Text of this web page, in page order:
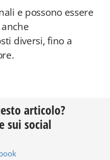
e possono essere
diversi, fino a
articolo?
sui social